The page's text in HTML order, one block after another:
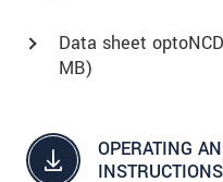
Data sheet
MB)
OPERATING
INSTRUCTIONS